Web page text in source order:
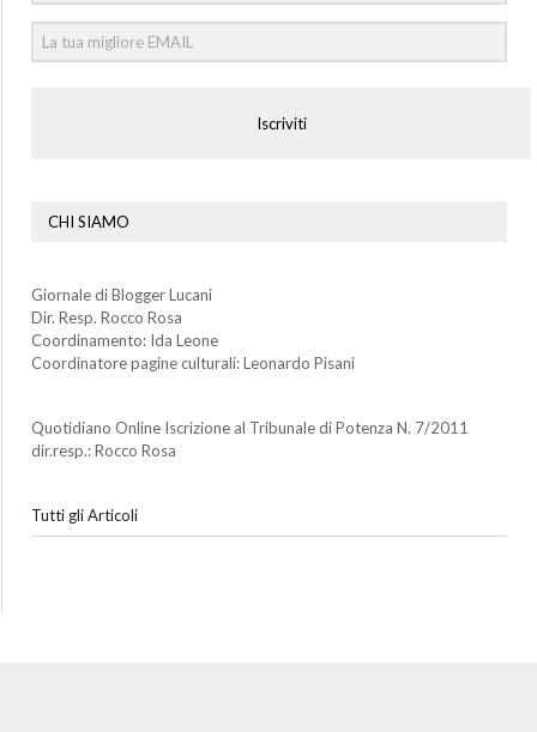
Iscriviti
CHI SIAMO
Giornale di Blogger Lucani
Dir. Resp. Rocco Rosa
Coordinamento: Ida Leone
Coordinatore pagine culturali: Leonardo Pisani
Quotidiano Online Iscrizione al Tribunale di Potenza N. 7/2011
dir.resp.: Rocco Rosa
Tutti gli Articoli